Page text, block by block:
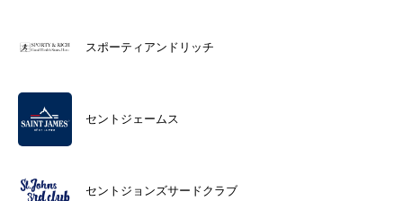
スポーティアンドリッチ
セントジェームス
セントジョンズサードクラブ